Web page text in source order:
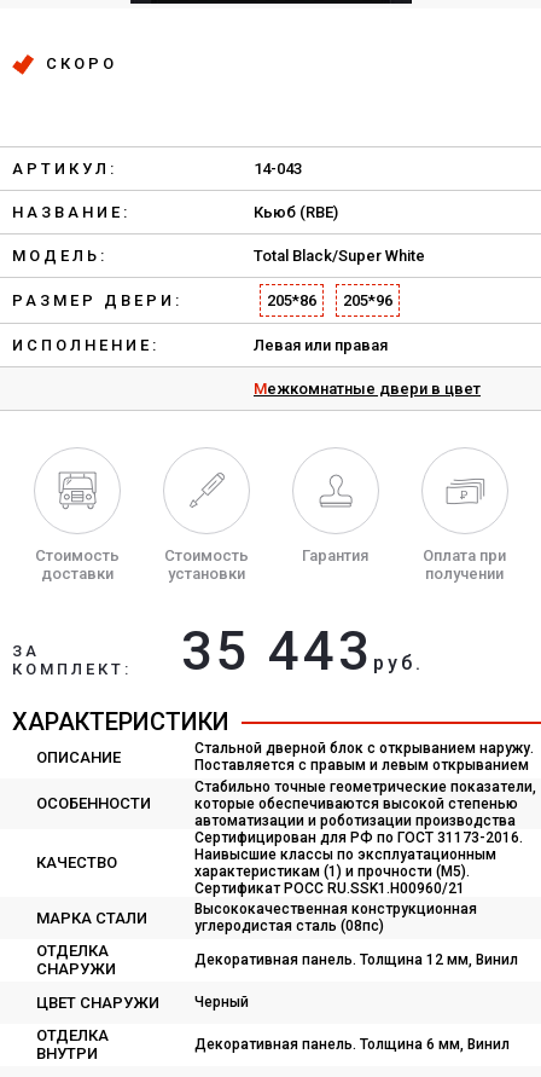
СКОРО
АРТИКУЛ: 14-043
НАЗВАНИЕ: Кьюб (RBE)
МОДЕЛЬ: Total Black/Super White
РАЗМЕР ДВЕРИ: 205*86 205*96
ИСПОЛНЕНИЕ: Левая или правая
Межкомнатные двери в цвет
Стоимость
доставки
Стоимость
установки
Гарантия
Оплата при
получении
ЗА
КОМПЛЕКТ:
35 443 руб.
ХАРАКТЕРИСТИКИ
ОПИСАНИЕ
Стальной дверной блок с открыванием наружу.
Поставляется с правым и левым открыванием
ОСОБЕННОСТИ
Стабильно точные геометрические показатели,
которые обеспечиваются высокой степенью
автоматизации и роботизации производства
КАЧЕСТВО
Сертифицирован для РФ по ГОСТ 31173-2016.
Наивысшие классы по эксплуатационным
характеристикам (1) и прочности (М5).
Сертификат POCC RU.SSK1.H00960/21
МАРКА СТАЛИ
Высококачественная конструкционная
углеродистая сталь (08пс)
ОТДЕЛКА
СНАРУЖИ
Декоративная панель. Толщина 12 мм, Винил
ЦВЕТ СНАРУЖИ Черный
ОТДЕЛКА
ВНУТРИ
Декоративная панель. Толщина 6 мм, Винил